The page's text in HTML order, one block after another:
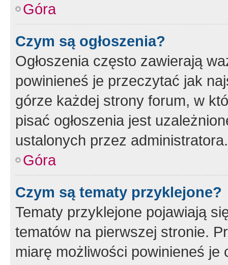
Góra
Czym są ogłoszenia?
Ogłoszenia często zawierają
powinieneś je przeczytać jak
górze każdej strony forum, w
pisać ogłoszenia jest
ustalonych przez administratora.
Góra
Czym są tematy przyklejone?
Tematy przyklejone pojawiają
tematów na pierwszej stronie.
miarę możliwości powinieneś je